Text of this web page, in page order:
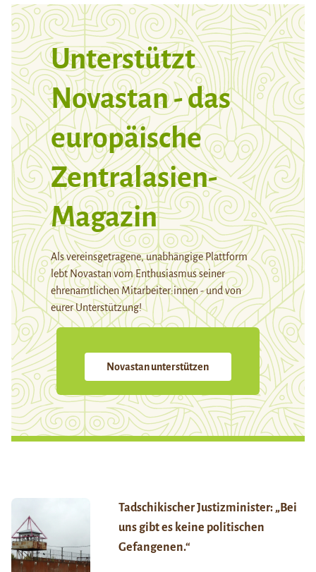
Unterstützt
Novastan - das
europäische
Zentralasien-
Magazin
Als vereinsgetragene, unabhängige Plattform
lebt Novastan vom Enthusiasmus seiner
ehrenamtlichen Mitarbeiter:innen - und von
eurer Unterstützung!
Novastan unterstützen
Tadschikischer Justizminister: „Bei
uns gibt es keine politischen
Gefangenen.“